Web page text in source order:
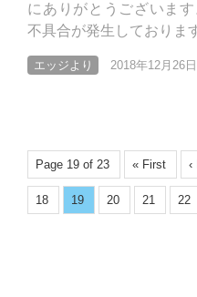
にありがとうございま
不具合が発生しておりま
エッジより 2018年12月26日
Page 19 of 23 « First
18 19 20 21 22